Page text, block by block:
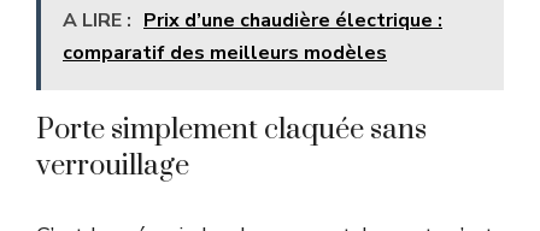
A LIRE : Prix d’une chaudière électrique :
comparatif des meilleurs modèles
Porte simplement claquée sans
verrouillage